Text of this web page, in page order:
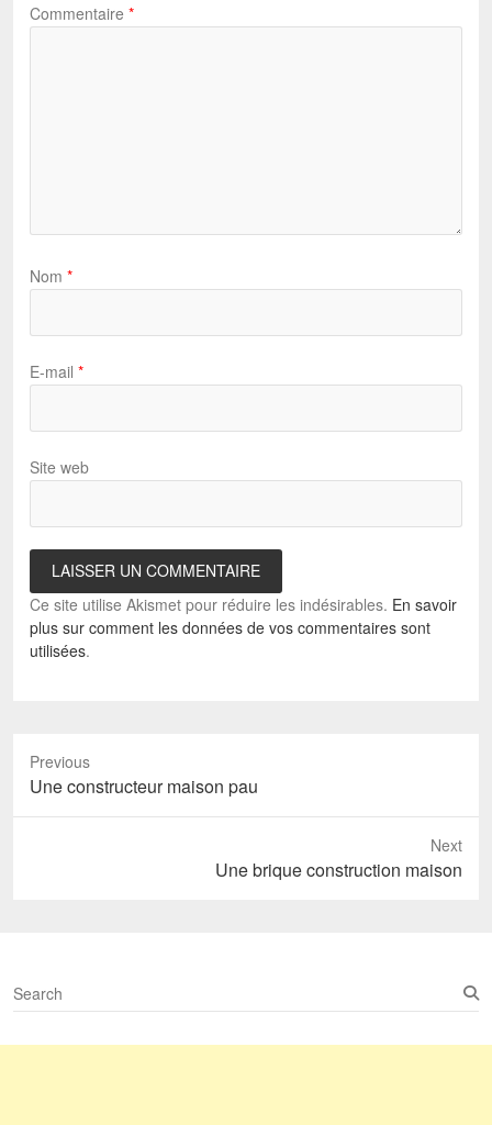
Commentaire *
Nom *
E-mail *
Site web
Ce site utilise Akismet pour réduire les indésirables. En savoir
plus sur comment les données de vos commentaires sont
utilisées.
Previous
Previous
post:
Une constructeur maison pau
Next
Une brique construction maison
S
e